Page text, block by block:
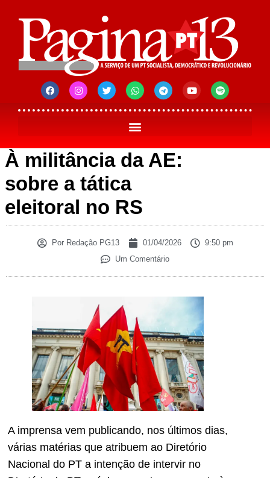
À militância da AE:
sobre a tática
eleitoral no RS
PorRedação PG13 01/04/2026
9:50 pm
Um Comentário
A imprensa vem publicando, nos últimos dias,
várias matérias que atribuem ao Diretório
Nacional do PT a intenção de intervir no